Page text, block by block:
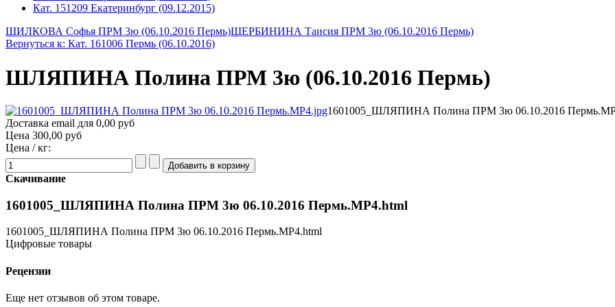
Кат. 151209 Екатеринбург (09.12.2015)
ШИЛКОВА Софья ПРМ 3ю (06.10.2016 Пермь)ЩЕРБИНИНА Таисия ПРМ 3ю (06.10.2016 Пермь)
Вернуться к: Кат. 161006 Пермь (06.10.2016)
ШЛЯПИНА Полина ПРМ 3ю (06.10.2016 Пермь)
1601005_ШЛЯПИНА Полина ПРМ 3ю 06.10.2016
Доставка email для 0,00 руб
Цена 300,00 руб
Цена / кг:
Скачивание
1601005_ШЛЯПИНА Полина ПРМ 3ю 06.10.2016 Пермь.MP4.html
1601005_ШЛЯПИНА Полина ПРМ 3ю 06.10.2016 Пермь.MP4.html
Цифровые товары
Рецензии
Еще нет отзывов об этом товаре.